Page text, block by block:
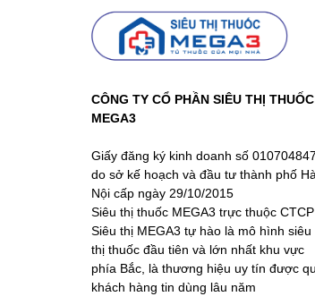
CÔNG TY CỔ PHẦN SIÊU THỊ THUỐC
MEGA3
Giấy đăng ký kinh doanh số
do sở kế hoạch và đầu tư thành phố Hà
Nội cấp ngày 29/10/2015
Siêu thị thuốc MEGA3 trực thuộc CTCP
Siêu thị MEGA3 tự hào là mô hình siêu
thị thuốc đầu tiên và lớn nhất khu vực
phía Bắc, là thương hiệu uy tín được
khách hàng tin dùng lâu năm